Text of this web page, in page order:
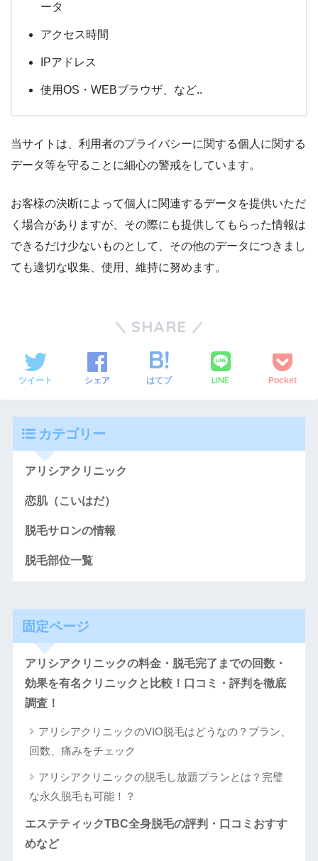
ータ
アクセス時間
IPアドレス
使用OS・WEBブラウザ、など..
当サイトは、利用者のプライバシーに関する個人に関する
データ等を守ることに細心の警戒をしています。
お客様の決断によって個人に関連するデータを提供いただ
く場合がありますが、その際にも提供してもらった情報は
できるだけ少ないものとして、その他のデータにつきまし
ても適切な収集、使用、維持に努めます。
SHARE
ツイート シェア はてブ LINE Pocket
カテゴリー
アリシアクリニック
恋肌（こいはだ）
脱毛サロンの情報
脱毛部位一覧
固定ページ
アリシアクリニックの料金・脱毛完了までの回数・
効果を有名クリニックと比較！口コミ・評判を徹底
調査！
アリシアクリニックのVIO脱毛はどうなの？プラン、
回数、痛みをチェック
アリシアクリニックの脱毛し放題プランとは？完璧
な永久脱毛も可能！？
エステティックTBC全身脱毛の評判・口コミおすす
めなど